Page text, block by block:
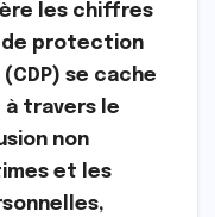
les chiffres
de protection
se cache
à travers le
non
et les